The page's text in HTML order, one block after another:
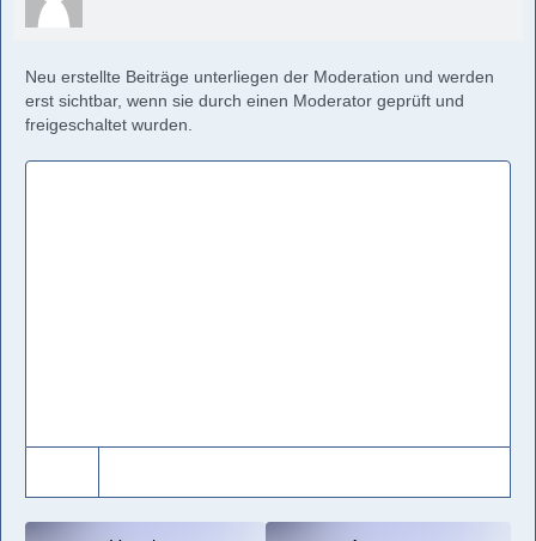
Neu erstellte Beiträge unterliegen der Moderation und werden
erst sichtbar, wenn sie durch einen Moderator geprüft und
freigeschaltet wurden.